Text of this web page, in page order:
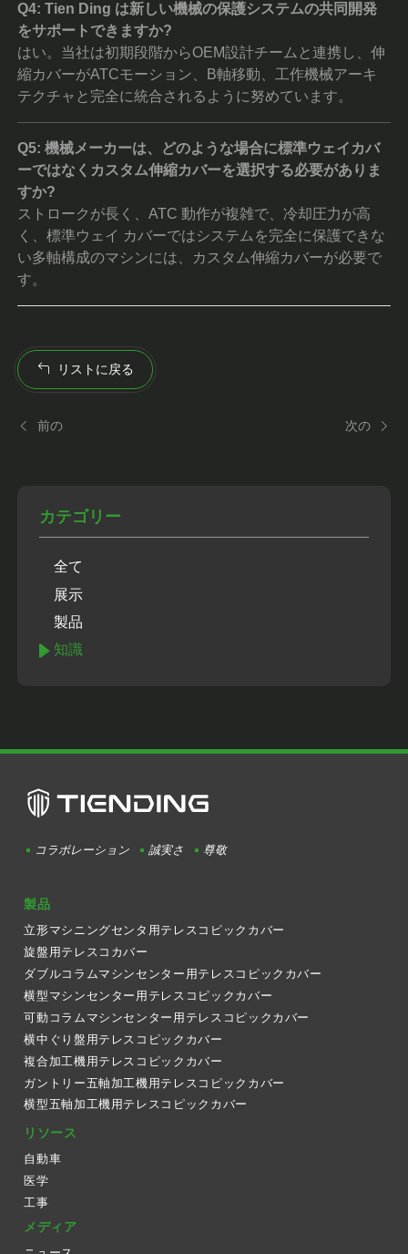
Q4: Tien Ding は新しい機械の保護システムの共同開発
をサポートできますか?
はい。当社は初期段階からOEM設計チームと連携し、伸
縮カバーがATCモーション、B軸移動、工作機械アーキ
テクチャと完全に統合されるように努めています。
Q5: 機械メーカーは、どのような場合に標準ウェイカバ
ーではなくカスタム伸縮カバーを選択する必要がありま
すか?
ストロークが長く、ATC 動作が複雑で、冷却圧力が高
く、標準ウェイ カバーではシステムを完全に保護できな
い多軸構成のマシンには、カスタム伸縮カバーが必要で
す。
リストに戻る
前の 次の
カテゴリー
全て
展示
製品
知識
コラボレーション 誠実さ 尊敬
製品
立形マシニングセンタ用テレスコピックカバー
旋盤用テレスコカバー
ダブルコラムマシンセンター用テレスコピックカバー
横型マシンセンター用テレスコピックカバー
可動コラムマシンセンター用テレスコピックカバー
横中ぐり盤用テレスコピックカバー
複合加工機用テレスコピックカバー
ガントリー五軸加工機用テレスコピックカバー
横型五軸加工機用テレスコピックカバー
リソース
自動車
医学
工事
メディア